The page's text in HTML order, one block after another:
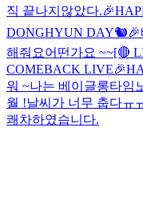
직 끝나지않았다.
DONGHYUN DAY🐿🎉
해줘요어떤가요 ~~[🔴
COMEBACK LIVE
워 ~나는 베이글롱타임
월 !날씨가 너무 춥다ㅠ
쾌차하였습니다.